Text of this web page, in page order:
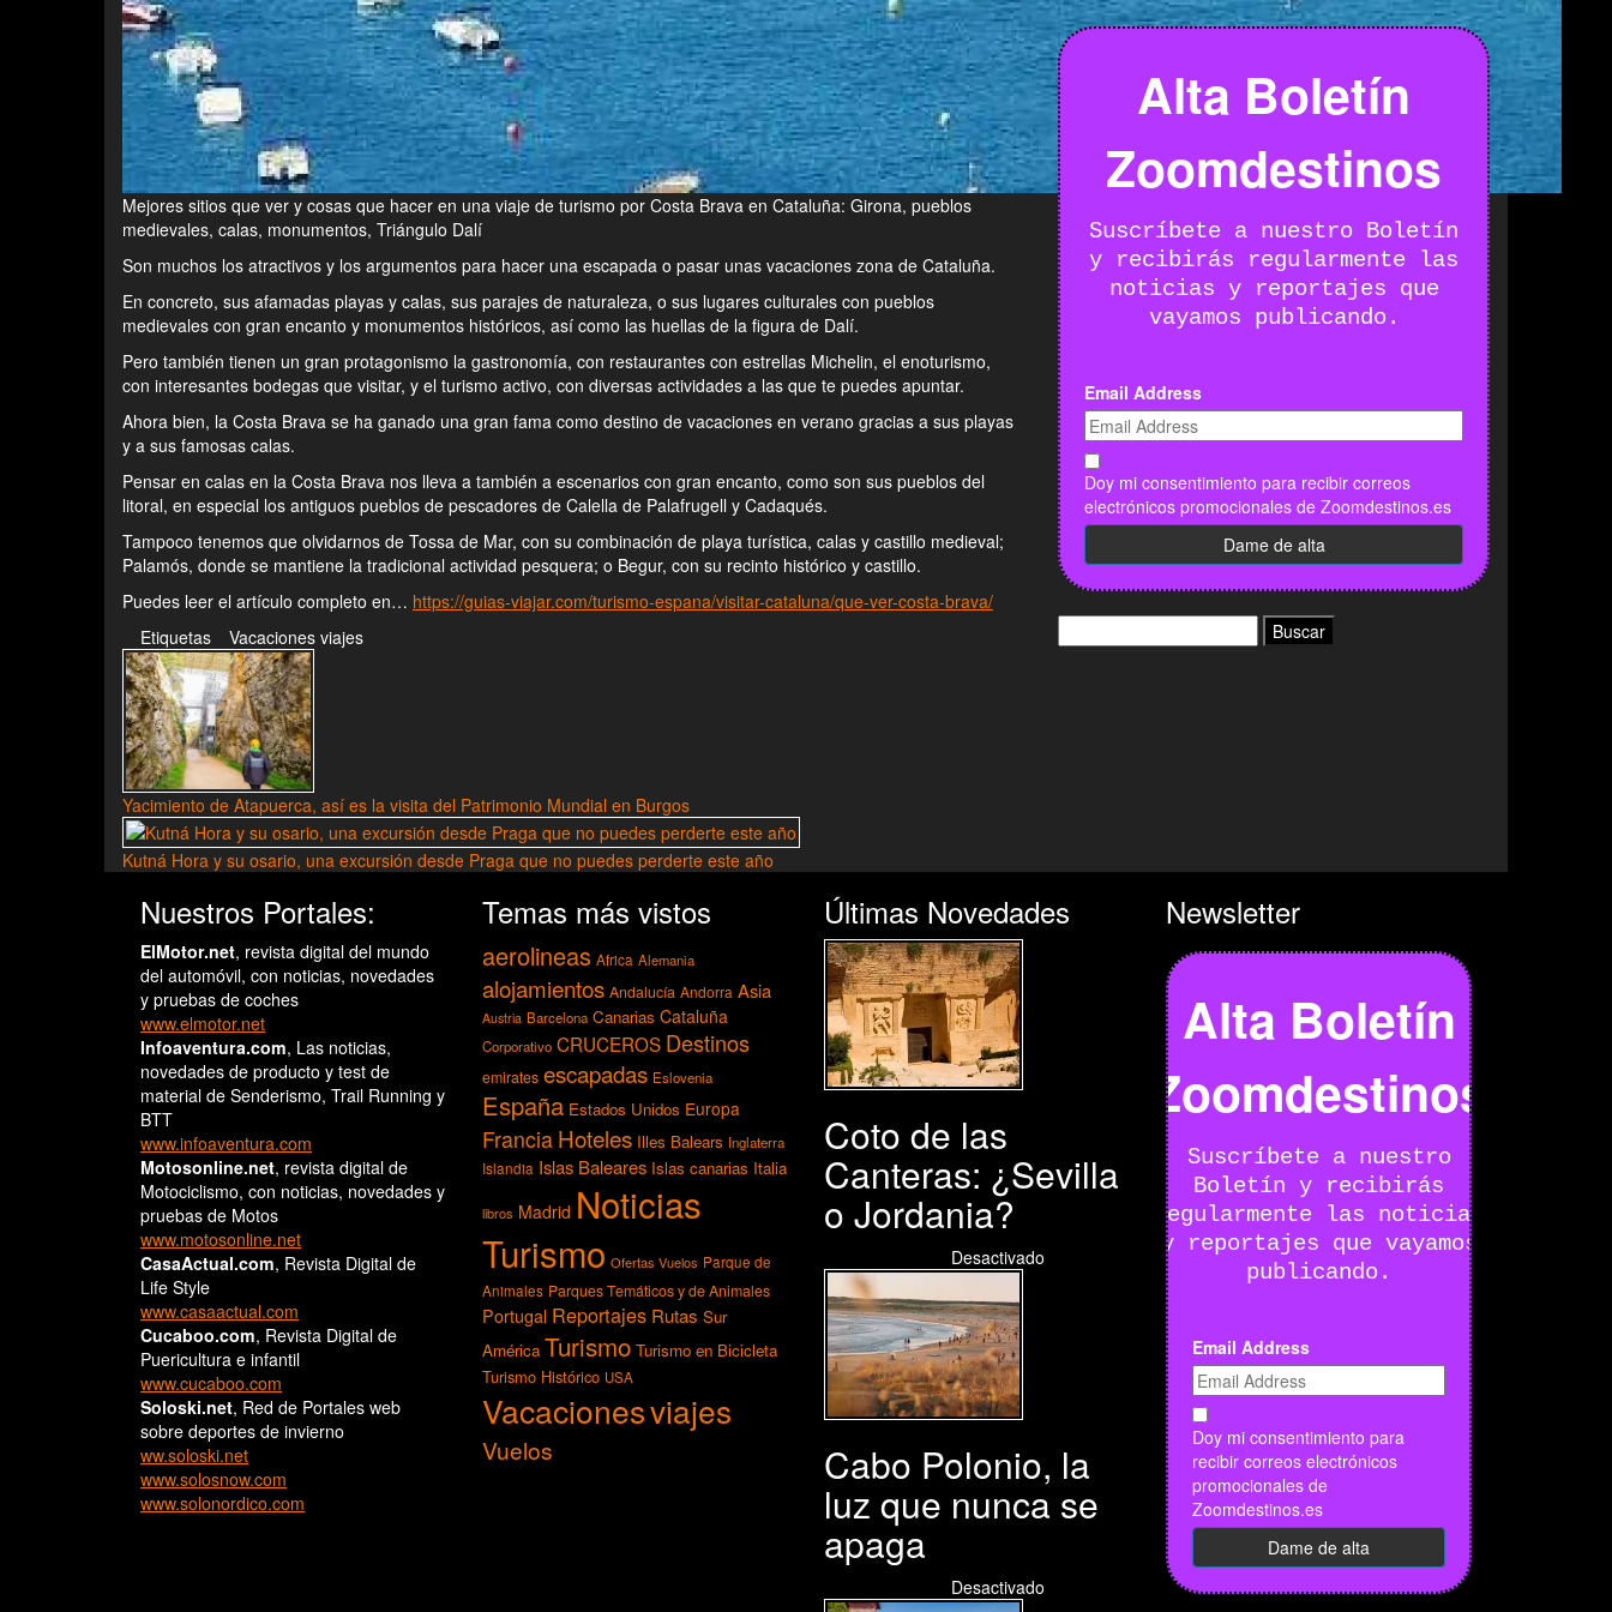
Mejores sitios que ver y cosas que hacer en una viaje de turismo por Costa Brava en Cataluña: Girona, pueblos
medievales, calas, monumentos, Triángulo Dalí
Son muchos los atractivos y los argumentos para hacer una escapada o pasar unas vacaciones zona de Cataluña.
En concreto, sus afamadas playas y calas, sus parajes de naturaleza, o sus lugares culturales con pueblos
medievales con gran encanto y monumentos históricos, así como las huellas de la figura de Dalí.
Pero también tienen un gran protagonismo la gastronomía, con restaurantes con estrellas Michelin, el enoturismo,
con interesantes bodegas que visitar, y el turismo activo, con diversas actividades a las que te puedes apuntar.
Ahora bien, la Costa Brava se ha ganado una gran fama como destino de vacaciones en verano gracias a sus playas
y a sus famosas calas.
Pensar en calas en la Costa Brava nos lleva a también a escenarios con gran encanto, como son sus pueblos del
litoral, en especial los antiguos pueblos de pescadores de Calella de Palafrugell y Cadaqués.
Tampoco tenemos que olvidarnos de Tossa de Mar, con su combinación de playa turística, calas y castillo medieval;
Palamós, donde se mantiene la tradicional actividad pesquera; o Begur, con su recinto histórico y castillo.
Puedes leer el artículo completo en… https://guias-viajar.com/turismo-espana/visitar-cataluna/que-ver-costa-brava/
Etiquetas
Vacaciones viajes
Yacimiento de Atapuerca, así es la visita del Patrimonio Mundial en Burgos
Kutná Hora y su osario, una excursión desde Praga que no puedes perderte este año
Alta Boletín
Zoomdestinos
Suscríbete a nuestro Boletín
y recibirás regularmente las
noticias y reportajes que
vayamos publicando.
Email Address
Doy mi consentimiento para recibir correos
electrónicos promocionales de Zoomdestinos.es
Nuestros Portales:
ElMotor.net, revista digital del mundo
del automóvil, con noticias, novedades
y pruebas de coches
www.elmotor.net
Infoaventura.com, Las noticias,
novedades de producto y test de
material de Senderismo, Trail Running y
BTT
www.infoaventura.com
Motosonline.net, revista digital de
Motociclismo, con noticias, novedades y
pruebas de Motos
www.motosonline.net
CasaActual.com, Revista Digital de
Life Style
www.casaactual.com
Cucaboo.com, Revista Digital de
Puericultura e infantil
www.cucaboo.com
Soloski.net, Red de Portales web
sobre deportes de invierno
ww.soloski.net
www.solosnow.com
www.solonordico.com
Temas más vistos
aerolineas Africa Alemania
alojamientos Andalucía Andorra Asia
Austria Barcelona Canarias Cataluña
Corporativo CRUCEROS Destinos
emirates escapadas Eslovenia
España Estados Unidos Europa
Francia Hoteles Illes Balears Inglaterra
Islandia Islas Baleares Islas canarias Italia
libros Madrid Noticias
Turismo Ofertas Vuelos Parque de
Animales Parques Temáticos y de Animales
Portugal Reportajes Rutas Sur
América Turismo Turismo en Bicicleta
Turismo Histórico USA
Vacacionesviajes
Vuelos
Últimas Novedades
Coto de las
Canteras: ¿Sevilla
o Jordania?
Desactivado
Cabo Polonio, la
luz que nunca se
apaga
Desactivado
Newsletter
Alta Boletín
Zoomdestinos
Suscríbete a nuestro
Boletín y recibirás
regularmente las noticias
y reportajes que vayamos
publicando.
Email Address
Doy mi consentimiento para
recibir correos electrónicos
promocionales de
Zoomdestinos.es